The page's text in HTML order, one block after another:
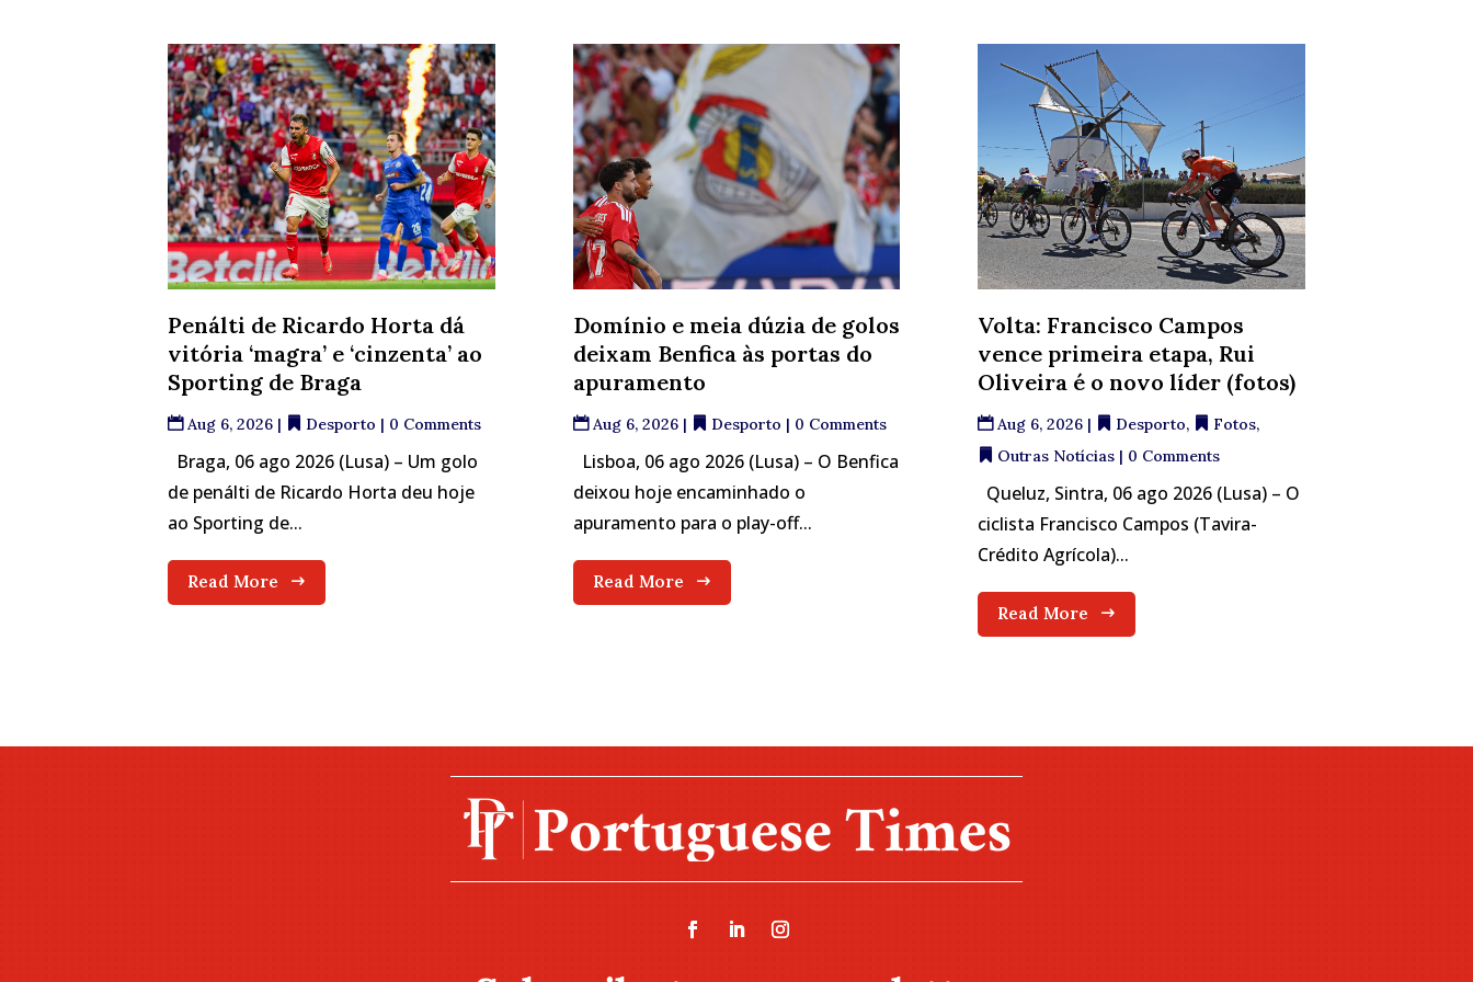
Penálti de Ricardo Horta dá
vitória ‘magra’ e ‘cinzenta’ ao
Sporting de Braga
Aug 6, 2026 | Desporto | 0 Comments
Braga, 06 ago 2026 (Lusa) – Um golo
de penálti de Ricardo Horta deu hoje
ao Sporting de...
Read More
Domínio e meia dúzia de golos
deixam Benfica às portas do
apuramento
Aug 6, 2026| Desporto | 0 Comments
Lisboa, 06 ago 2026 (Lusa) – O Benfica
deixou hoje encaminhado o
apuramento para o play-off...
Read More
Volta: Francisco Campos
vence primeira etapa, Rui
Oliveira é o novo líder (fotos)
Aug 6, 2026| Desporto, Fotos,
Outras Notícias| 0 Comments
Queluz, Sintra, 06 ago 2026 (Lusa) – O
ciclista Francisco Campos (Tavira-
Crédito Agrícola)...
Read More